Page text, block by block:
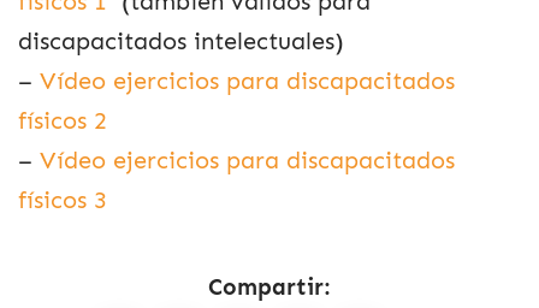
discapacitados intelectuales)
– Vídeo ejercicios para discapacitados
físicos 2
– Vídeo ejercicios para discapacitados
físicos 3
Compartir: